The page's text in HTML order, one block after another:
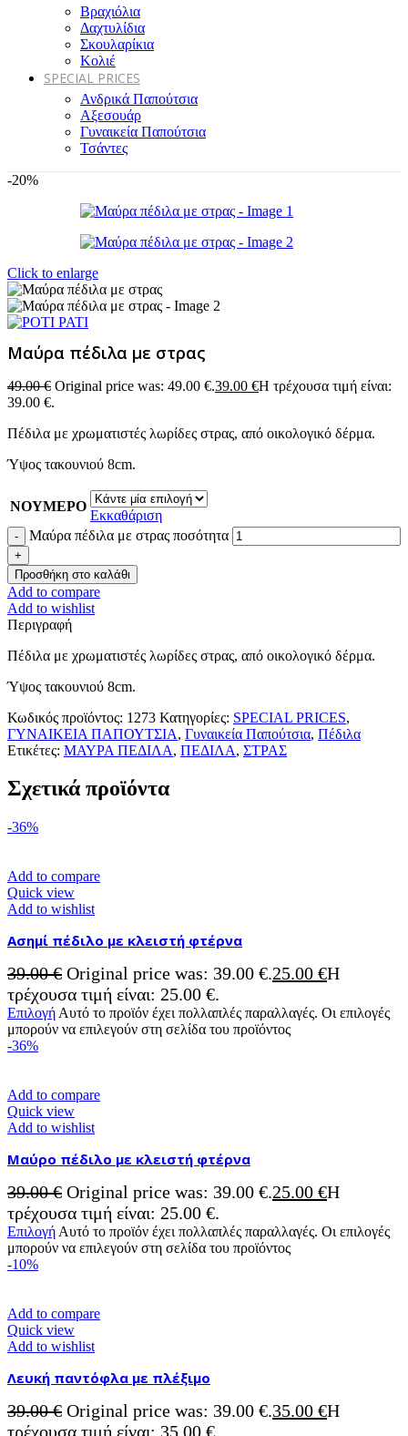
Βραχιόλια
Δαχτυλίδια
Σκουλαρίκια
Κολιέ
SPECIAL PRICES
Ανδρικά Παπούτσια
Αξεσουάρ
Γυναικεία Παπούτσια
Τσάντες
-20%
Click to enlarge
Μαύρα πέδιλα με στρας
49.00€ Original price was: 49.00 €.39.00 €Η τρέχουσα τιμή είναι:
39.00 €.
Πέδιλα με χρωματιστές λωρίδες στρας, από οικολογικό δέρμα.
Ύψος τακουνιού 8cm.
ΝΟΥΜΕΡΟ
Εκκαθάριση
Μαύρα πέδιλα με στρας ποσότητα
Προσθήκη στο καλάθι
Add to compare
Add to wishlist
Περιγραφή
Πέδιλα με χρωματιστές λωρίδες στρας, από οικολογικό δέρμα.
Ύψος τακουνιού 8cm.
Κωδικός προϊόντος: 1273 Κατηγορίες: SPECIAL PRICES,
ΓΥΝΑΙΚΕΙΑ ΠΑΠΟΥΤΣΙΑ, Γυναικεία Παπούτσια, Πέδιλα
Ετικέτες: ΜΑΥΡΑ ΠΕΔΙΛΑ, ΠΕΔΙΛΑ, ΣΤΡΑΣ
Σχετικά προϊόντα
-36%
Add to compare
Quick view
Add to wishlist
Ασημί πέδιλο με κλειστή φτέρνα
39.00€ Original price was: 39.00 €.25.00 €Η
τρέχουσα τιμή είναι: 25.00 €.
Επιλογή Αυτό το προϊόν έχει πολλαπλές παραλλαγές. Οι επιλογές
μπορούν να επιλεγούν στη σελίδα του προϊόντος
-36%
Add to compare
Quick view
Add to wishlist
Μαύρο πέδιλο με κλειστή φτέρνα
39.00€ Original price was: 39.00 €.25.00 €Η
τρέχουσα τιμή είναι: 25.00 €.
Επιλογή Αυτό το προϊόν έχει πολλαπλές παραλλαγές. Οι επιλογές
μπορούν να επιλεγούν στη σελίδα του προϊόντος
-10%
Add to compare
Quick view
Add to wishlist
Λευκή παντόφλα με πλέξιμο
39.00€ Original price was: 39.00 €.35.00 €Η
τρέχουσα τιμή είναι: 35.00 €.